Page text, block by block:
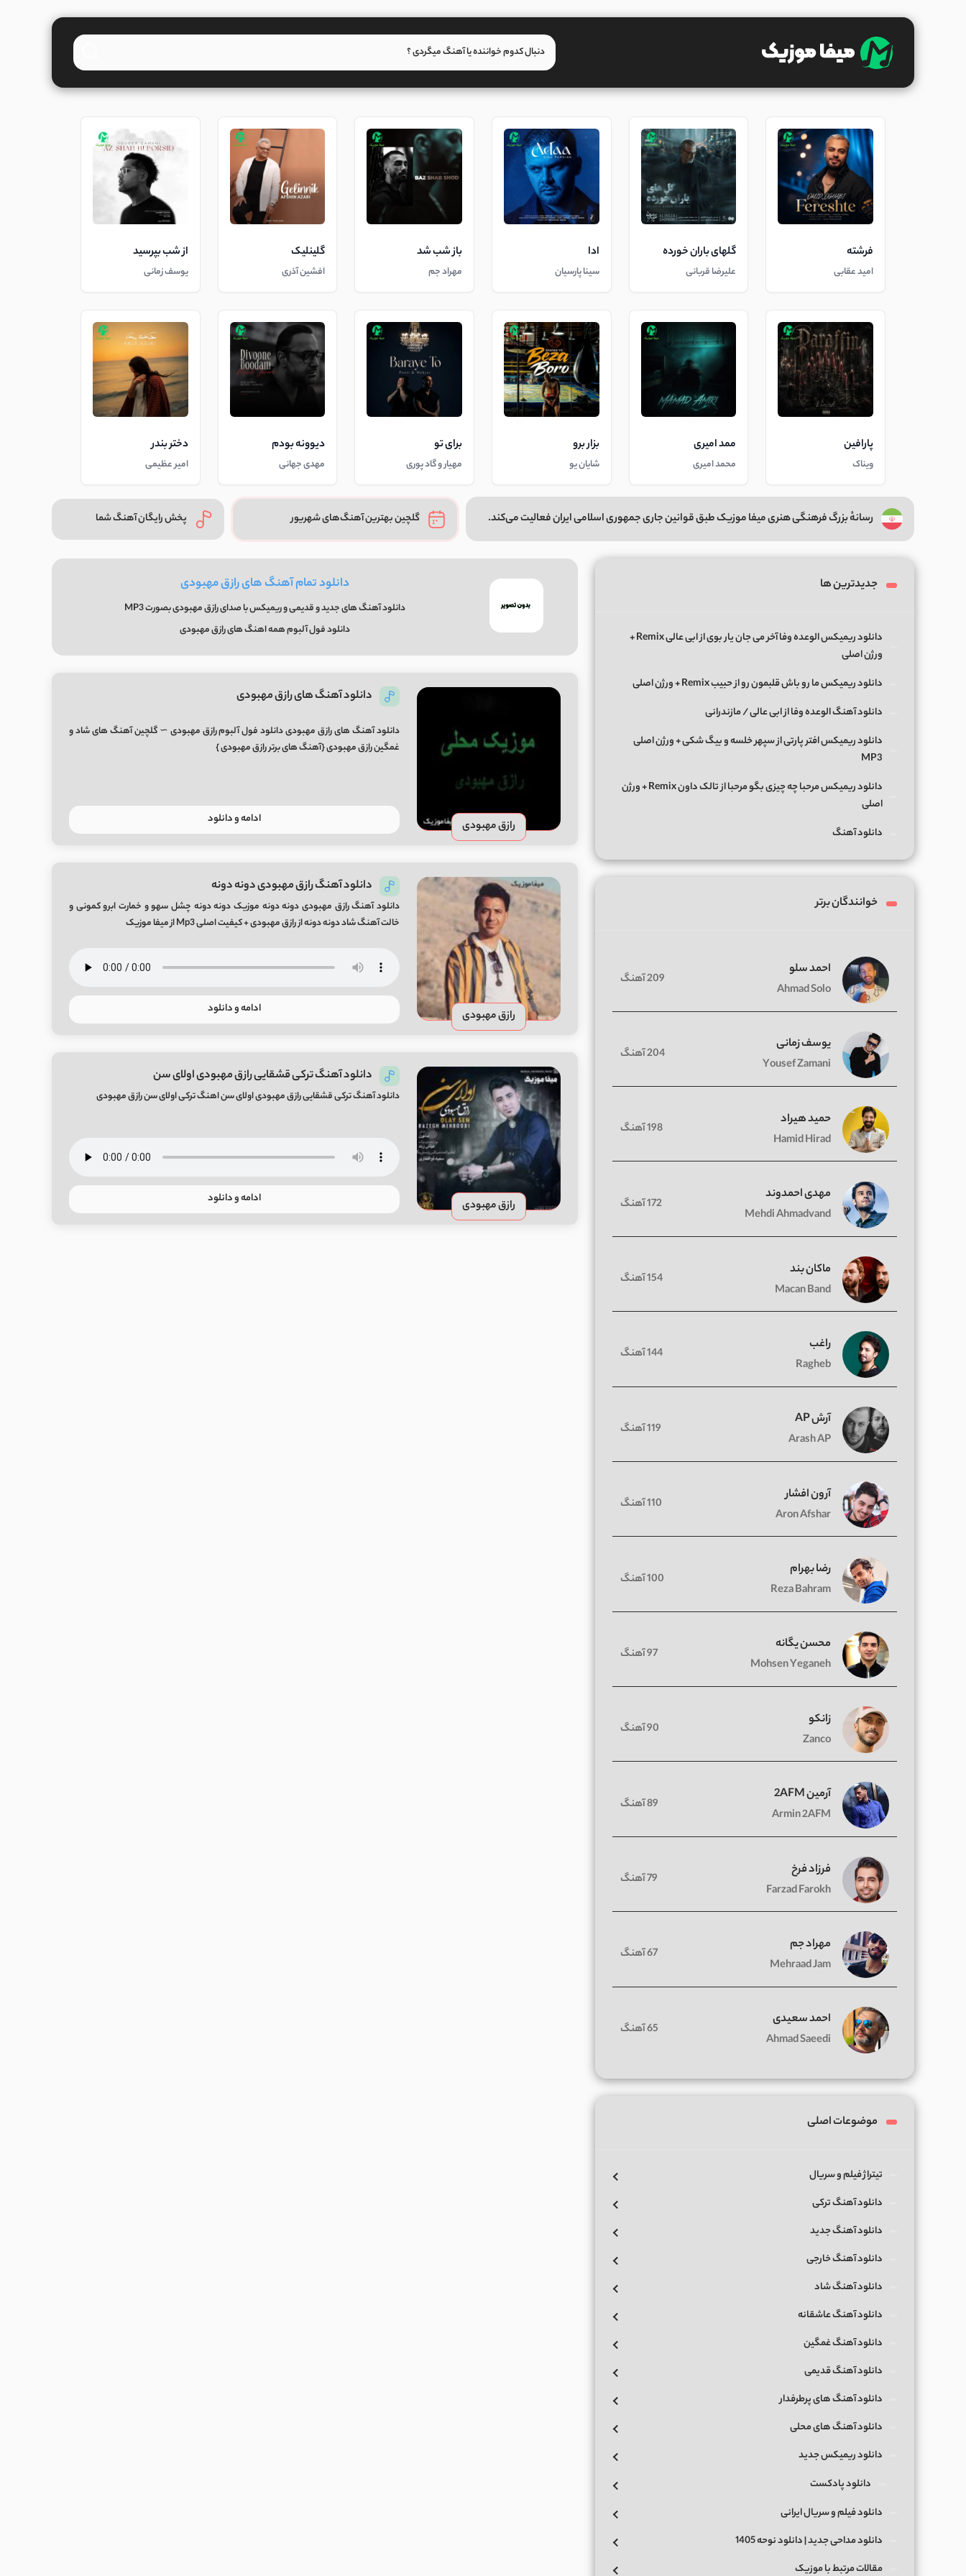
فرشته
امید عقابی
گلهای باران خورده
علیرضا قربانی
ادا
سینا پارسیان
باز شب شد
مهراد جم
گلینلیک
افشین آذری
از شب بپرسید
یوسف زمانی
پارافین
ویناک
ممد امیری
محمد امیری
بزار برو
شایان یو
برای تو
مهیار و گاد پوری
دیوونه بودم
مهدی جهانی
دختر بندر
امیر عظیمی
رسانهٔ بزرگ فرهنگی هنری میفا موزیک طبق قوانین جاری جمهوری اسلامی ایران فعالیت می‌کند. گلچین بهترین آهنگ‌های شهریور پخش رایگان آهنگ شما
دانلود تمام آهنگ های رازق مهبودی
دانلود آهنگ های جدید و قدیمی و ریمیکس با صدای رازق مهبودی بصورت MP3
دانلود فول آلبوم همه اهنگ های رازق مهبودی
رازق مهبودی
دانلود آهنگ های رازق مهبودی
دانلود آهنگ های رازق مهبودی دانلود فول آلبوم رازق مهبودی ∼ گلچین آهنگ های شاد و
غمگین رازق مهبودی {آهنگ های برتر رازق مهبودی }
ادامه و دانلود
رازق مهبودی
دانلود آهنگ رازق مهبودی دونه دونه
دانلود آهنگ رازق مهبودی دونه دونه موزیک دونه دونه چشل سهو و خمارت ابرو کمونی و
خالت آهنگ شاد دونه دونه از رازق مهبودی + کیفیت اصلی Mp3 از میفا موزیک
ادامه و دانلود
رازق مهبودی
دانلود آهنگ ترکی قشقایی رازق مهبودی اولای سن
دانلود آهنگ ترکی قشقایی رازق مهبودی اولای سن اهنگ ترکی اولای سن رازق مهبودی
ادامه و دانلود
جدیدترین ها
دانلود ریمیکس الوعده وفا آخر می جان یار بوی از ابی عالی Remix +
ورژن اصلی
دانلود ریمیکس ما رو باش قلبمون رو از حبیب Remix + ورژن اصلی
دانلود آهنگ الوعده وفا از ابی عالی / مازندرانی
دانلود ریمیکس افتر پارتی از سپهر خلسه و بیگ شکی + ورژن اصلی
MP3
دانلود ریمیکس ﻣﺮﺣﺒﺎ ﭼﻪ ﭼﻴﺰی ﺑﮕﻮ ﻣﺮﺣﺒﺎ از تالک داون Remix + ورژن
اصلی
دانلود آهنگ
خوانندگان برتر
احمد سلو
Ahmad Solo
209 آهنگ
یوسف زمانی
Yousef Zamani
204 آهنگ
حمید هیراد
Hamid Hirad
198 آهنگ
مهدی احمدوند
Mehdi Ahmadvand
172 آهنگ
ماکان بند
Macan Band
154 آهنگ
راغب
Ragheb
144 آهنگ
آرش AP
Arash AP
119 آهنگ
آرون افشار
Aron Afshar
110 آهنگ
رضا بهرام
Reza Bahram
100 آهنگ
محسن یگانه
Mohsen Yeganeh
97 آهنگ
زانکو
Zanco
90 آهنگ
آرمین 2AFM
Armin 2AFM
89 آهنگ
فرزاد فرخ
Farzad Farokh
79 آهنگ
مهراد جم
Mehraad Jam
67 آهنگ
احمد سعیدی
Ahmad Saeedi
65 آهنگ
موضوعات اصلی
تیتراژ فیلم و سریال
دانلود آهنگ ترکی
دانلود آهنگ جدید
دانلود آهنگ خارجی
دانلود آهنگ شاد
دانلود آهنگ عاشقانه
دانلود آهنگ غمگین
دانلود آهنگ قدیمی
دانلود آهنگ های پرطرفدار
دانلود آهنگ های محلی
دانلود ریمیکس جدید
دانلود پادکست
دانلود فیلم و سریال ایرانی
دانلود مداحی جدید | دانلود نوحه 1405
مقالات مرتبط با موزیک